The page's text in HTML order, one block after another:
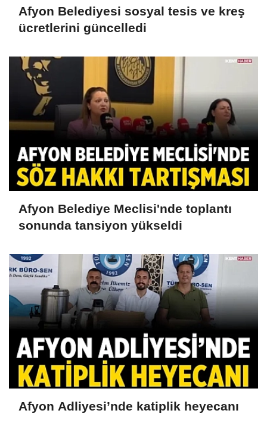
Afyon Belediyesi sosyal tesis ve kreş
ücretlerini güncelledi
Afyon Belediye Meclisi'nde toplantı
sonunda tansiyon yükseldi
Afyon Adliyesi’nde katiplik heyecanı